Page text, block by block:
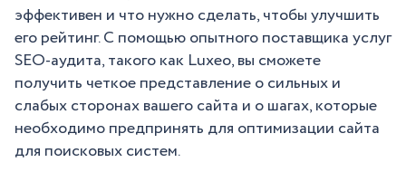
эффективен и что нужно сделать, чтобы улучшить
его рейтинг. С помощью опытного поставщика услуг
SEO-аудита, такого как Luxeo, вы сможете
получить четкое представление о сильных и
слабых сторонах вашего сайта и о шагах, которые
необходимо предпринять для оптимизации сайта
для поисковых систем.